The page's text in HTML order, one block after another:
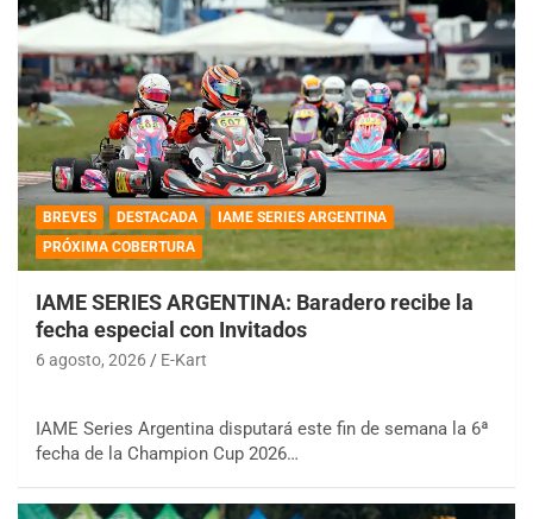
BREVES DESTACADA
IAME SERIES ARGENTINA
PRÓXIMA COBERTURA
IAME SERIES ARGENTINA: Baradero recibe la
fecha especial con Invitados
6 agosto, 2026 E-Kart
IAME Series Argentina disputará este fin de semana la 6ª
fecha de la Champion Cup 2026…